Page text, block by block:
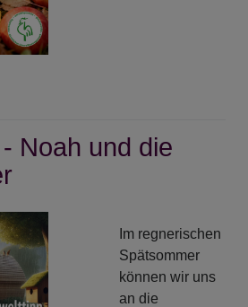
Noah und die
Im regnerischen
Spätsommer
können wir uns
an die